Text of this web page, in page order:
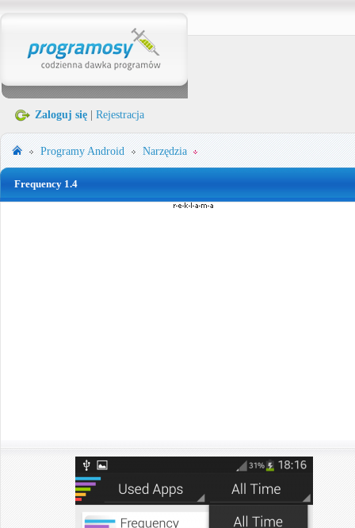
Zaloguj się Rejestracja
ProgramyAndroid Narzędzia
Frequency 1.4